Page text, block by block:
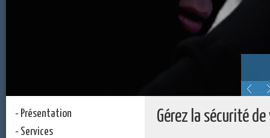
- Présentation
- Services
Gérez la sécurité